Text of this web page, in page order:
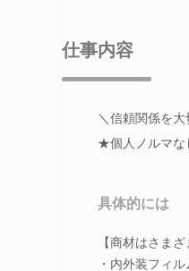
仕事内容
＼信頼関係を
★個人ノルマな
具体的には
【商材はさまざ
・内外装フィル